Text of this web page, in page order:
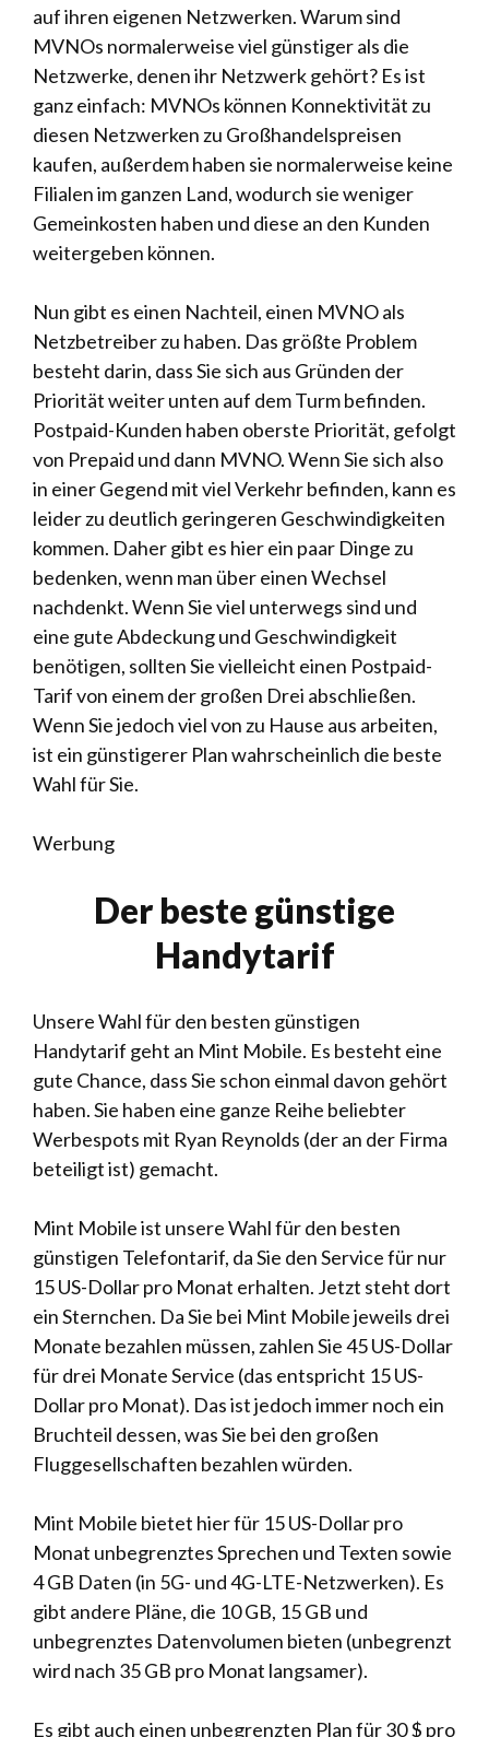
auf ihren eigenen Netzwerken. Warum sind
MVNOs normalerweise viel günstiger als die
Netzwerke, denen ihr Netzwerk gehört? Es ist
ganz einfach: MVNOs können Konnektivität zu
diesen Netzwerken zu Großhandelspreisen
kaufen, außerdem haben sie normalerweise keine
Filialen im ganzen Land, wodurch sie weniger
Gemeinkosten haben und diese an den Kunden
weitergeben können.
Nun gibt es einen Nachteil, einen MVNO als
Netzbetreiber zu haben. Das größte Problem
besteht darin, dass Sie sich aus Gründen der
Priorität weiter unten auf dem Turm befinden.
Postpaid-Kunden haben oberste Priorität, gefolgt
von Prepaid und dann MVNO. Wenn Sie sich also
in einer Gegend mit viel Verkehr befinden, kann es
leider zu deutlich geringeren Geschwindigkeiten
kommen. Daher gibt es hier ein paar Dinge zu
bedenken, wenn man über einen Wechsel
nachdenkt. Wenn Sie viel unterwegs sind und
eine gute Abdeckung und Geschwindigkeit
benötigen, sollten Sie vielleicht einen Postpaid-
Tarif von einem der großen Drei abschließen.
Wenn Sie jedoch viel von zu Hause aus arbeiten,
ist ein günstigerer Plan wahrscheinlich die beste
Wahl für Sie.
Werbung
Der beste günstige
Handytarif
Unsere Wahl für den besten günstigen
Handytarif geht an Mint Mobile. Es besteht eine
gute Chance, dass Sie schon einmal davon gehört
haben. Sie haben eine ganze Reihe beliebter
Werbespots mit Ryan Reynolds (der an der Firma
beteiligt ist) gemacht.
Mint Mobile ist unsere Wahl für den besten
günstigen Telefontarif, da Sie den Service für nur
15 US-Dollar pro Monat erhalten. Jetzt steht dort
ein Sternchen. Da Sie bei Mint Mobile jeweils drei
Monate bezahlen müssen, zahlen Sie 45 US-Dollar
für drei Monate Service (das entspricht 15 US-
Dollar pro Monat). Das ist jedoch immer noch ein
Bruchteil dessen, was Sie bei den großen
Fluggesellschaften bezahlen würden.
Mint Mobile bietet hier für 15 US-Dollar pro
Monat unbegrenztes Sprechen und Texten sowie
4 GB Daten (in 5G- und 4G-LTE-Netzwerken). Es
gibt andere Pläne, die 10 GB, 15 GB und
unbegrenztes Datenvolumen bieten (unbegrenzt
wird nach 35 GB pro Monat langsamer).
Es gibt auch einen unbegrenzten Plan für 30 $ pro